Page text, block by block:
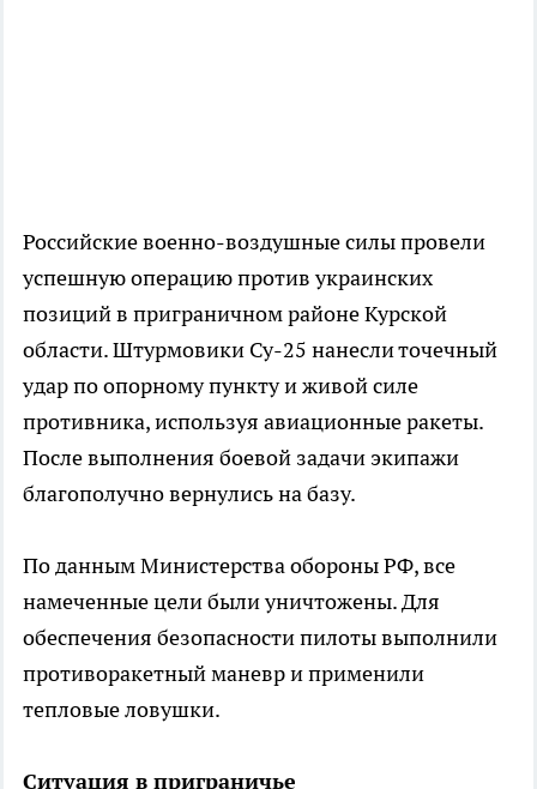
Российские военно-воздушные силы провели
успешную операцию против украинских
позиций в приграничном районе Курской
области. Штурмовики Су-25 нанесли точечный
удар по опорному пункту и живой силе
противника, используя авиационные ракеты.
После выполнения боевой задачи экипажи
благополучно вернулись на базу.
По данным Министерства обороны РФ, все
намеченные цели были уничтожены. Для
обеспечения безопасности пилоты выполнили
противоракетный маневр и применили
тепловые ловушки.
Ситуация в приграничье